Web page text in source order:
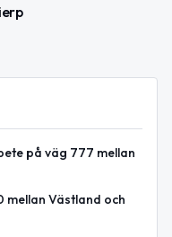
på väg 777 mellan
Västland och